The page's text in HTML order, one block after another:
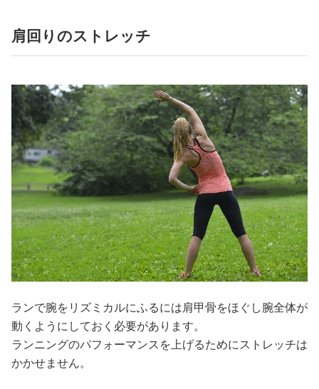
肩回りのストレッチ
ランで腕をリズミカルにふるには肩甲骨をほぐし腕全体が
動くようにしておく必要があります。
ランニングのパフォーマンスを上げるためにストレッチは
かかせません。